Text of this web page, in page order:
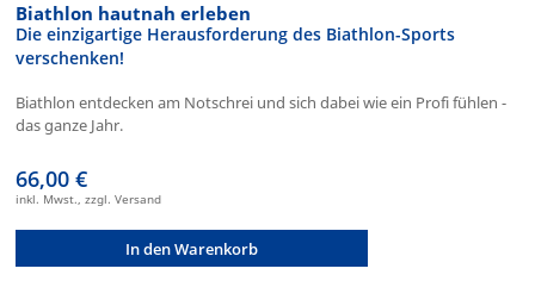
Biathlon hautnah erleben
Die einzigartige Herausforderung des Biathlon-Sports
verschenken!
Biathlon entdecken am Notschrei und sich dabei wie ein Profi fühlen -
das ganze Jahr.
66,00 €
inkl. Mwst., zzgl. Versand
In den Warenkorb